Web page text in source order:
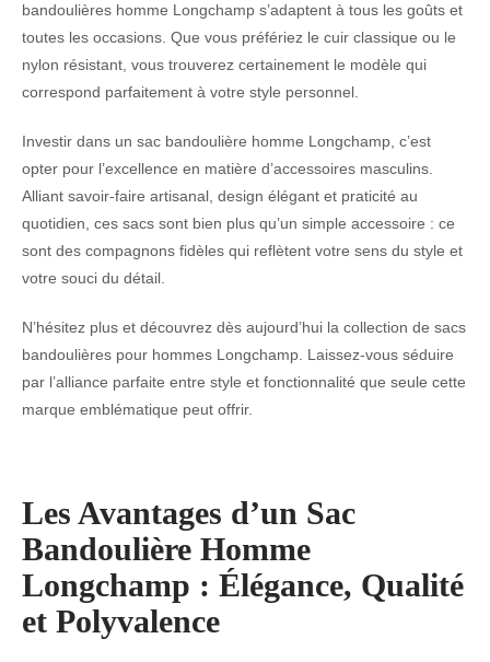
bandoulières homme Longchamp s’adaptent à tous les goûts et
toutes les occasions. Que vous préfériez le cuir classique ou le
nylon résistant, vous trouverez certainement le modèle qui
correspond parfaitement à votre style personnel.
Investir dans un sac bandoulière homme Longchamp, c’est
opter pour l’excellence en matière d’accessoires masculins.
Alliant savoir-faire artisanal, design élégant et praticité au
quotidien, ces sacs sont bien plus qu’un simple accessoire : ce
sont des compagnons fidèles qui reflètent votre sens du style et
votre souci du détail.
N’hésitez plus et découvrez dès aujourd’hui la collection de sacs
bandoulières pour hommes Longchamp. Laissez-vous séduire
par l’alliance parfaite entre style et fonctionnalité que seule cette
marque emblématique peut offrir.
Les Avantages d’un Sac
Bandoulière Homme
Longchamp : Élégance, Qualité
et Polyvalence